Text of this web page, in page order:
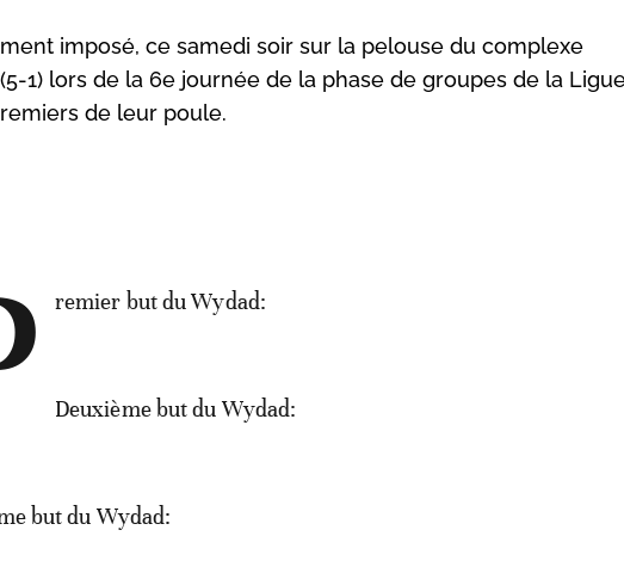
imposé, ce samedi soir sur la pelouse du complexe
1) lors de la 6e journée de la phase de groupes de la
de leur poule.
remier but du Wydad:
Deuxième but du Wydad:
but du Wydad: